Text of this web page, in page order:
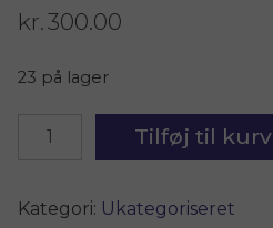
kr.300.00
23 på lager
Eksklusivt
historiske
Tilføj til kurv
Kategori: Ukategoriseret